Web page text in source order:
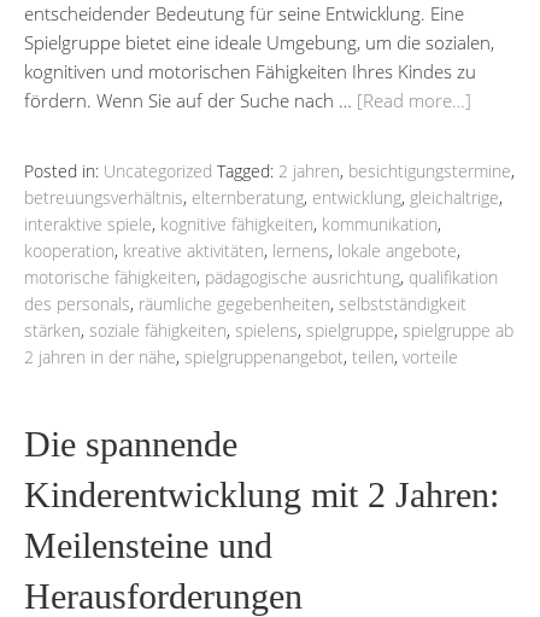
entscheidender Bedeutung für seine Entwicklung. Eine
Spielgruppe bietet eine ideale Umgebung, um die sozialen,
kognitiven und motorischen Fähigkeiten Ihres Kindes zu
fördern. Wenn Sie auf der Suche nach … [Read more…]
Posted in: Uncategorized Tagged: 2 jahren, besichtigungstermine,
betreuungsverhältnis, elternberatung, entwicklung, gleichaltrige,
interaktive spiele, kognitive fähigkeiten, kommunikation,
kooperation, kreative aktivitäten, lernens, lokale angebote,
motorische fähigkeiten, pädagogische ausrichtung, qualifikation
des personals, räumliche gegebenheiten, selbstständigkeit
stärken, soziale fähigkeiten, spielens, spielgruppe, spielgruppe ab
2 jahren in der nähe, spielgruppenangebot, teilen, vorteile
Die spannende
Kinderentwicklung mit 2 Jahren:
Meilensteine und
Herausforderungen